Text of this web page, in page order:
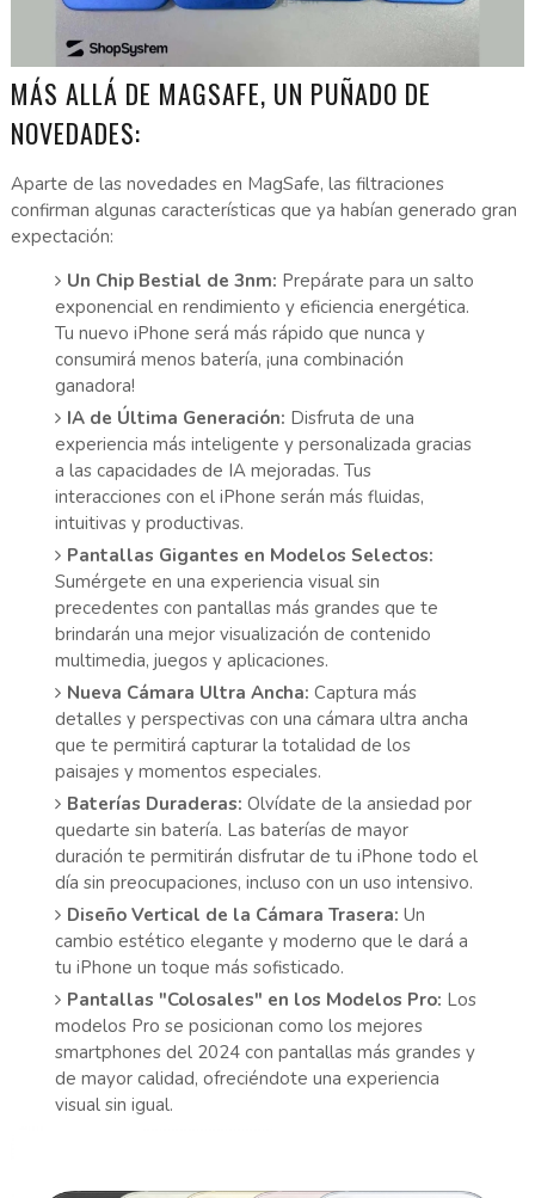
MÁS ALLÁ DE MAGSAFE, UN PUÑADO DE
NOVEDADES:
Aparte de las novedades en MagSafe, las filtraciones
confirman algunas características que ya habían generado gran
expectación:
Un Chip Bestial de 3nm: Prepárate para un salto
exponencial en rendimiento y eficiencia energética.
Tu nuevo iPhone será más rápido que nunca y
consumirá menos batería, ¡una combinación
ganadora!
IA de Última Generación: Disfruta de una
experiencia más inteligente y personalizada gracias
a las capacidades de IA mejoradas. Tus
interacciones con el iPhone serán más fluidas,
intuitivas y productivas.
Pantallas Gigantes en Modelos Selectos:
Sumérgete en una experiencia visual sin
precedentes con pantallas más grandes que te
brindarán una mejor visualización de contenido
multimedia, juegos y aplicaciones.
Nueva Cámara Ultra Ancha: Captura más
detalles y perspectivas con una cámara ultra ancha
que te permitirá capturar la totalidad de los
paisajes y momentos especiales.
Baterías Duraderas: Olvídate de la ansiedad por
quedarte sin batería. Las baterías de mayor
duración te permitirán disfrutar de tu iPhone todo el
día sin preocupaciones, incluso con un uso intensivo.
Diseño Vertical de la Cámara Trasera: Un
cambio estético elegante y moderno que le dará a
tu iPhone un toque más sofisticado.
Pantallas "Colosales" en los Modelos Pro: Los
modelos Pro se posicionan como los mejores
smartphones del 2024 con pantallas más grandes y
de mayor calidad, ofreciéndote una experiencia
visual sin igual.